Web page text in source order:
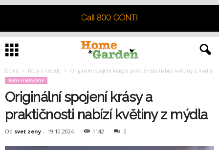
Domů Rady a návody Originální spojení krásy a praktičnosti nabízí květiny z mýdla
RADY A NÁVODY
Originální spojení krásy a
praktičnosti nabízí květiny z mýdla
Od svet zeny - 19.10.2024 1142 0